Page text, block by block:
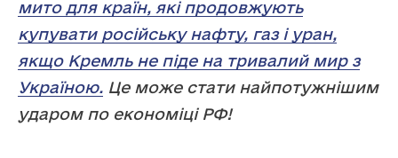
мито для країн, які продовжують
купувати російську нафту, газ і уран,
якщо Кремль не піде на тривалий мир з
Україною. Це може стати найпотужнішим
ударом по економіці РФ!